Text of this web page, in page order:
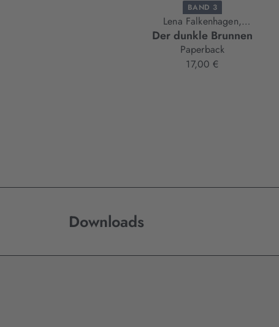
BAND 3
Lena Falkenhagen,
Thomas Finn
Der dunkle Brunnen
Paperback
17,00 €
Downloads